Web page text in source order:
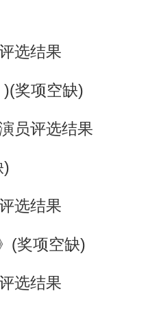
选结果
奖项空缺)
员评选结果
选结果
奖项空缺)
选结果